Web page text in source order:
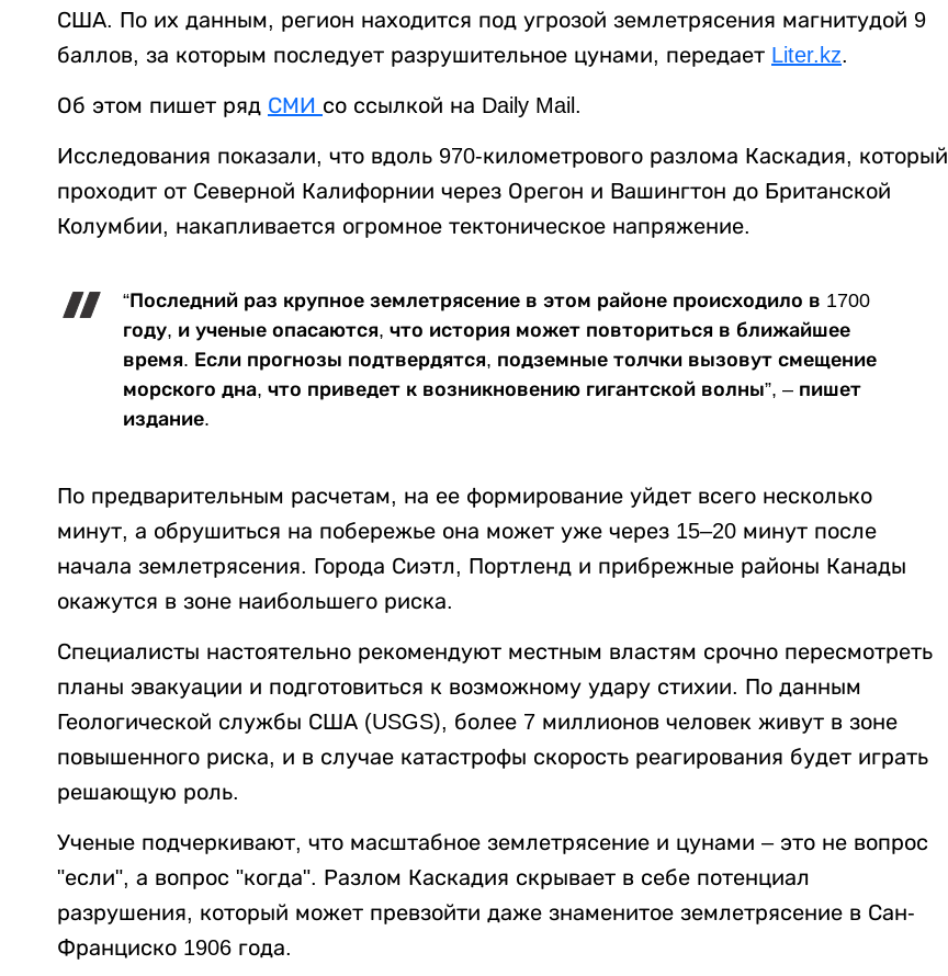
США. По их данным, регион находится под угрозой землетрясения магнитудой 9
баллов, за которым последует разрушительное цунами, передает Liter.kz.
Об этом пишет ряд СМИ со ссылкой на Daily Mail.
Исследования показали, что вдоль 970-километрового разлома Каскадия, который
проходит от Северной Калифорнии через Орегон и Вашингтон до Британской
Колумбии, накапливается огромное тектоническое напряжение.
“Последний раз крупное землетрясение в этом районе происходило в 1700
году, и ученые опасаются, что история может повториться в ближайшее
время. Если прогнозы подтвердятся, подземные толчки вызовут смещение
морского дна, что приведет к возникновению гигантской волны”, – пишет
издание.
По предварительным расчетам, на ее формирование уйдет всего несколько
минут, а обрушиться на побережье она может уже через 15–20 минут после
начала землетрясения. Города Сиэтл, Портленд и прибрежные районы Канады
окажутся в зоне наибольшего риска.
Специалисты настоятельно рекомендуют местным властям срочно пересмотреть
планы эвакуации и подготовиться к возможному удару стихии. По данным
Геологической службы США (USGS), более 7 миллионов человек живут в зоне
повышенного риска, и в случае катастрофы скорость реагирования будет играть
решающую роль.
Ученые подчеркивают, что масштабное землетрясение и цунами – это не вопрос
"если", а вопрос "когда". Разлом Каскадия скрывает в себе потенциал
разрушения, который может превзойти даже знаменитое землетрясение в Сан-
Франциско 1906 года.